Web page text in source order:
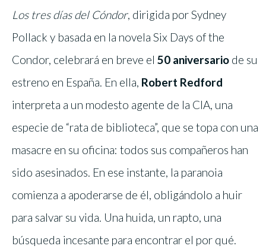
Los tres días del Cóndor, dirigida por Sydney
Pollack y basada en la novela Six Days of the
Condor, celebrará en breve el 50 aniversario de su
estreno en España. En ella, Robert Redford
interpreta a un modesto agente de la CIA, una
especie de “rata de biblioteca”, que se topa con una
masacre en su oficina: todos sus compañeros han
sido asesinados. En ese instante, la paranoia
comienza a apoderarse de él, obligándolo a huir
para salvar su vida. Una huida, un rapto, una
búsqueda incesante para encontrar el por qué.